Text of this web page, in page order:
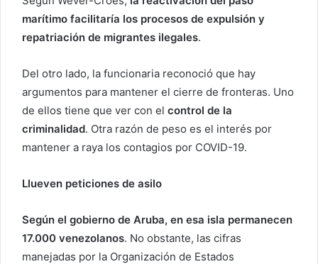
marítimo facilitaría los procesos de expulsión y
repatriación de migrantes ilegales.
Del otro lado, la funcionaria reconoció que hay
argumentos para mantener el cierre de fronteras. Uno
de ellos tiene que ver con el control de la
criminalidad. Otra razón de peso es el interés por
mantener a raya los contagios por COVID-19.
Llueven peticiones de asilo
Según el gobierno de Aruba, en esa isla permanecen
17.000 venezolanos. No obstante, las cifras
manejadas por la Organización de Estados